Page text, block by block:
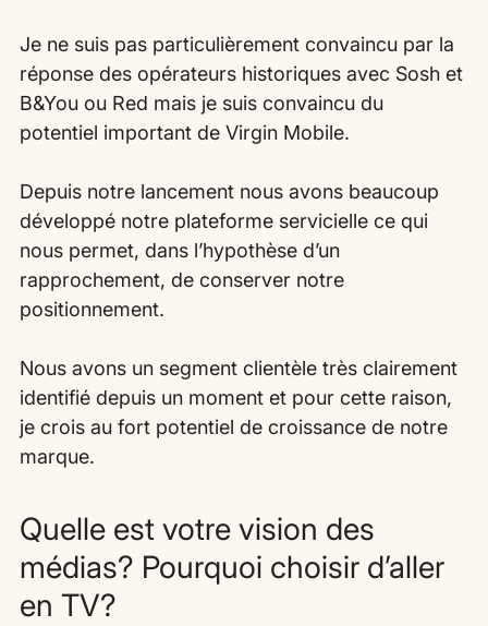
Je ne suis pas particulièrement convaincu par la
réponse des opérateurs historiques avec Sosh et
B&You ou Red mais je suis convaincu du
potentiel important de Virgin Mobile.
Depuis notre lancement nous avons beaucoup
développé notre plateforme servicielle ce qui
nous permet, dans l’hypothèse d’un
rapprochement, de conserver notre
positionnement.
Nous avons un segment clientèle très clairement
identifié depuis un moment et pour cette raison,
je crois au fort potentiel de croissance de notre
marque.
Quelle est votre vision des
médias? Pourquoi choisir d’aller
en TV?